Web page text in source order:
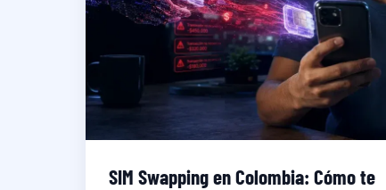
SIM Swapping en Colombia: Cómo te